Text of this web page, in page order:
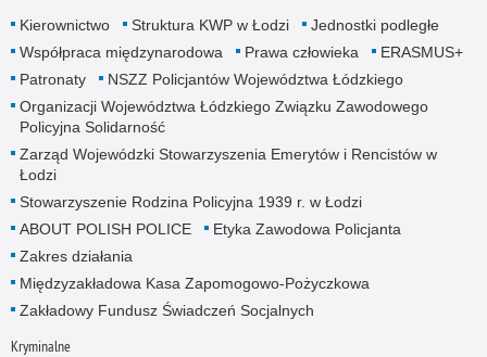
Kierownictwo Struktura KWP w Łodzi
Jednostki podległe
Współpraca międzynarodowa
Prawa człowieka
ERASMUS+
Patronaty
NSZZ Policjantów Województwa Łódzkiego
Organizacji Województwa Łódzkiego Związku Zawodowego
Policyjna Solidarność
Zarząd Wojewódzki Stowarzyszenia Emerytów i Rencistów w
Łodzi
Stowarzyszenie Rodzina Policyjna 1939 r. w Łodzi
ABOUT POLISH POLICE
Etyka Zawodowa Policjanta
Zakres działania
Międzyzakładowa Kasa Zapomogowo-Pożyczkowa
Zakładowy Fundusz Świadczeń Socjalnych
Kryminalne